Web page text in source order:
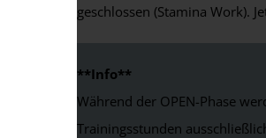
geschlossen (Stamina Work).
**Info**
Während der OPEN-Phase
Trainingsstunden